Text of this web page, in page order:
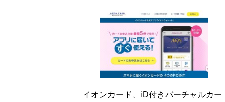
イオンカード、iD付きバーチャルカー